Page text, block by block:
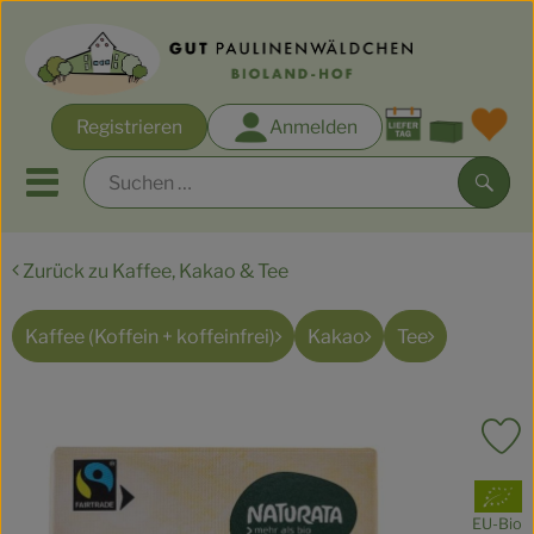
Registrieren Anmelden
Mobiles Menu öffnen oder
Biokisten-Sortimente
Rezepte
Regionales
Obst & Gemüse
Zurück zu Kaffee, Kakao & Tee
Kaffee (Koffein + koffeinfrei) Kakao Tee
, Verband:
EU-Bio